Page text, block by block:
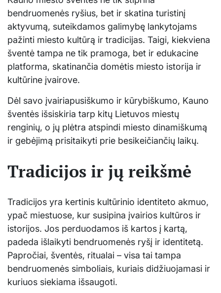
bendruomenės ryšius, bet ir skatina turistinį
aktyvumą, suteikdamos galimybę lankytojams
pažinti miesto kultūrą ir tradicijas. Taigi, kiekviena
šventė tampa ne tik pramoga, bet ir edukacine
platforma, skatinančia domėtis miesto istorija ir
kultūrine įvairove.
Dėl savo įvairiapusiškumo ir kūrybiškumo, Kauno
šventės išsiskiria tarp kitų Lietuvos miestų
renginių, o jų plėtra atspindi miesto dinamiškumą
ir gebėjimą prisitaikyti prie besikeičiančių laikų.
Tradicijos ir jų reikšmė
Tradicijos yra kertinis kultūrinio identiteto akmuo,
ypač miestuose, kur susipina įvairios kultūros ir
istorijos. Jos perduodamos iš kartos į kartą,
padeda išlaikyti bendruomenės ryšį ir identitetą.
Papročiai, šventės, ritualai – visa tai tampa
bendruomenės simboliais, kuriais didžiuojamasi ir
kuriuos siekiama išsaugoti.